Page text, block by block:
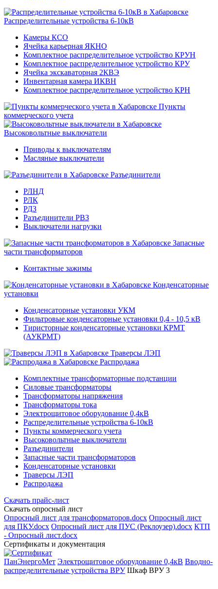
Распределительные устройства 6-10кВ
Камеры КСО
Ячейка карьерная ЯКНО
Комплектное распределительное устройство КРУН
Комплектное распределительное устройство КРУ
Ячейка экскаваторная 2КВЭ
Инвентарная камера ИКВН
Комплектное распределительное устройство КРН
Пункты
коммерческого учета
Высоковольтные выключатели
Приводы к выключателям
Масляные выключатели
Разъединители
РЛНД
РЛК
РДЗ
Разъединители РВЗ
Выключатели нагрузки
Запасные
части трансформаторов
Контактные зажимы
Конденсаторные
установки
Конденсаторные установки УКМ
Фильтровые конденсаторные установки 0,4 - 10,5 кВ
Тиристорные конденсаторные установки КРМТ
(АУКРМТ)
Траверсы ЛЭП
Распродажа
Комплектные трансформаторные подстанции
Силовые трансформаторы
Трансформаторы напряжения
Трансформаторы тока
Электрощитовое оборудование 0,4кВ
Распределительные устройства 6-10кВ
Пункты коммерческого учета
Высоковольтные выключатели
Разъединители
Запасные части трансформаторов
Конденсаторные установки
Траверсы ЛЭП
Распродажа
Скачать прайс-лист
Скачать опросный лист
Опросный лист для трансформаторов.docx Опросный лист
для ПКУ.docx Опросный лист для ПУС (Реклоузер).docx КТП
- Опросный лист.docx
Сертификаты и документация
ПанЭнергоМет Электрощитовое оборудование 0,4кВ Вводно-
распределительные устройства ВРУ Шкаф ВРУ 3